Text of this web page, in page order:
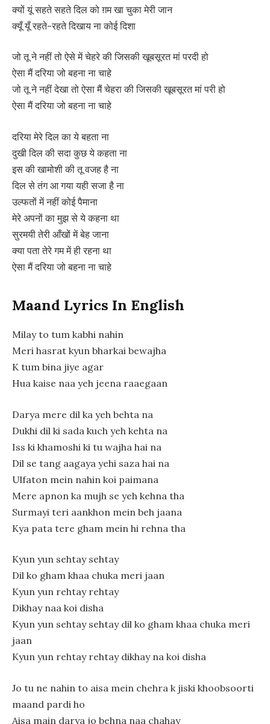
क्यों यूं सहते सहते दिल को ग़म खा चुका मेरी जान
क्यूँ यूँ रहते-रहते दिखाय ना कोई दिशा
जो तू ने नहीं तो ऐसे में चेहरे की जिसकी खूबसूरत मां परदी हो
ऐसा मैं दरिया जो बहना ना चाहे
जो तू ने नहीं देखा तो ऐसा मैं चेहरा की जिसकी खूबसूरत मां परी हो
ऐसा मैं दरिया जो बहना ना चाहे
दरिया मेरे दिल का ये बहता ना
दुखी दिल की सदा कुछ ये कहता ना
इस की खामोशी की तू वजह है ना
दिल से तंग आ गया यही सजा है ना
उल्फतों में नहीं कोई पैमाना
मेरे अपनों का मुझ से ये कहना था
सुरमयी तेरी आँखों में बेह जाना
क्या पता तेरे गम में ही रहना था
ऐसा मैं दरिया जो बहना ना चाहे
Maand Lyrics In English
Milay to tum kabhi nahin
Meri hasrat kyun bharkai bewajha
K tum bina jiye agar
Hua kaise naa yeh jeena raaegaan
Darya mere dil ka yeh behta na
Dukhi dil ki sada kuch yeh kehta na
Iss ki khamoshi ki tu wajha hai na
Dil se tang aagaya yehi saza hai na
Ulfaton mein nahin koi paimana
Mere apnon ka mujh se yeh kehna tha
Surmayi teri aankhon mein beh jaana
Kya pata tere gham mein hi rehna tha
Kyun yun sehtay sehtay
Dil ko gham khaa chuka meri jaan
Kyun yun rehtay rehtay
Dikhay naa koi disha
Kyun yun sehtay sehtay dil ko gham khaa chuka meri
jaan
Kyun yun rehtay rehtay dikhay na koi disha
Jo tu ne nahin to aisa mein chehra k jiski khoobsoorti
maand pardi ho
Aisa main darya jo behna naa chahay